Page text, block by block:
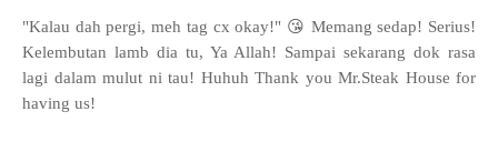
"Kalau dah pergi, meh tag cx okay!" 😘 Memang sedap! Serius!
Kelembutan lamb dia tu, Ya Allah! Sampai sekarang dok rasa
lagi dalam mulut ni tau! Huhuh Thank you Mr.Steak House for
having us!